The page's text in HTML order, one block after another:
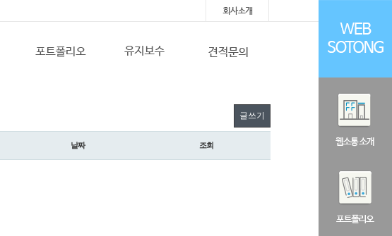
글쓰기
날짜 조회